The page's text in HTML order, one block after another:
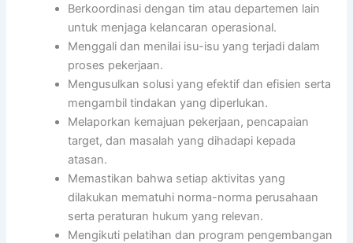
Berkoordinasi dengan tim atau departemen lain
untuk menjaga kelancaran operasional.
Menggali dan menilai isu-isu yang terjadi dalam
proses pekerjaan.
Mengusulkan solusi yang efektif dan efisien serta
mengambil tindakan yang diperlukan.
Melaporkan kemajuan pekerjaan, pencapaian
target, dan masalah yang dihadapi kepada
atasan.
Memastikan bahwa setiap aktivitas yang
dilakukan mematuhi norma-norma perusahaan
serta peraturan hukum yang relevan.
Mengikuti pelatihan dan program pengembangan